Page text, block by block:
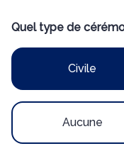
Quel type de
Civile
Aucune